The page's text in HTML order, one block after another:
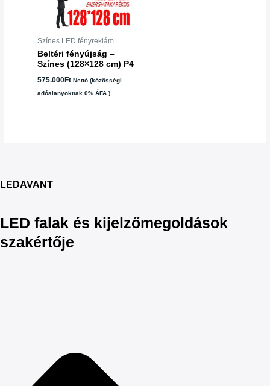
Színes LED fényreklám
Beltéri fényújság –
Színes (128×128 cm) P4
575.000Ft Nettó (közösségi
adóalanyoknak 0% ÁFA.)
LEDAVANT
LED falak és kijelzőmegoldások
szakértője